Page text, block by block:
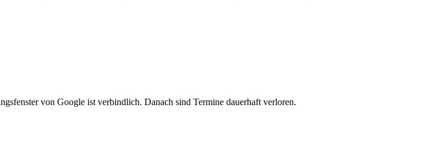
von Google ist verbindlich. Danach sind Termine dauerhaft verloren.